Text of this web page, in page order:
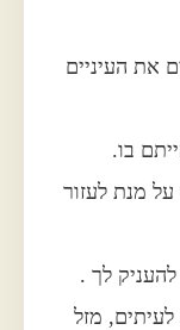
את העיניים
בו.
מנת לעזור
להעניק לך .
מזל